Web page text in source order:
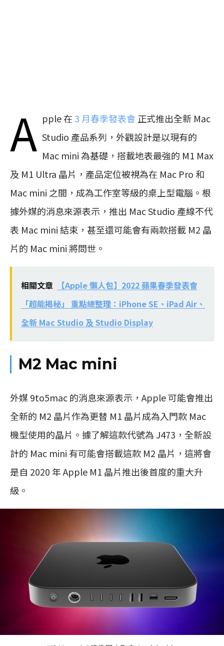
A pple 在 3 月春季發表會 正式推出全新 Mac
Studio 產品系列，外觀設計是以現有的
Mac mini 為基礎，搭載地表最強的 M1 Max
及 M1 Ultra 晶片，產品定位被視為在 Mac Pro 和
Mac mini 之間，成為工作室等級的桌上型電腦。根
據外媒的消息來源表示，推出 Mac Studio 產線不代
表 Mac mini 結束，甚至還可能會有兩款搭載 M2 晶
片的 Mac mini 將問世。
相關文章
【Apple 懶人包】2022 蘋果春季發表會
「超能揭秘」 重點總整理：iPhone SE、iPad Air、
全新 Mac Studio 及 Studio Display
M2 Mac mini
外媒 9to5mac 的消息來源表示，Apple 可能會推出
全新的 M2 晶片作為更替 M1 晶片成為入門款 Mac
機型使用的晶片。據了解這款代號為 J473，全新設
計的 Mac mini 有可能會搭載這款 M2 晶片，這將會
是自 2020 年 Apple M1 晶片推出後首度的重大升
級。